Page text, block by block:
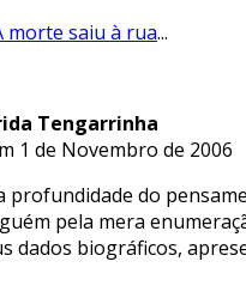
morte saiu à rua...
Tengarrinha
1 de Novembro de 2006
profundidade do
pela mera
dados biográficos,